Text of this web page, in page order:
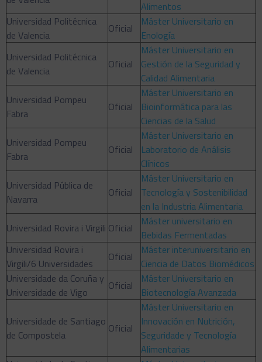
Alimentos
Universidad Politécnica
de Valencia
Oficial
Máster Universitario en
Enología
Universidad Politécnica
de Valencia
Oficial
Máster Universitario en
Gestión de la Seguridad y
Calidad Alimentaria
Universidad Pompeu
Fabra
Oficial
Máster Universitario en
Bioinformática para las
Ciencias de la Salud
Universidad Pompeu
Fabra
Oficial
Máster Universitario en
Laboratorio de Análisis
Clínicos
Universidad Pública de
Navarra
Oficial
Máster Universitario en
Tecnología y Sostenibilidad
en la Industria Alimentaria
Universidad Rovira i Virgili Oficial
Máster universitario en
Bebidas Fermentadas
Universidad Rovira i
Virgili/6 Universidades
Oficial
Máster interuniversitario en
Ciencia de Datos Biomédicos
Universidade da Coruña y
Universidade de Vigo
Oficial
Máster Universitario en
Biotecnología Avanzada
Universidade de Santiago
de Compostela
Oficial
Máster Universitario en
Innovación en Nutrición,
Seguridade y Tecnología
Alimentarias